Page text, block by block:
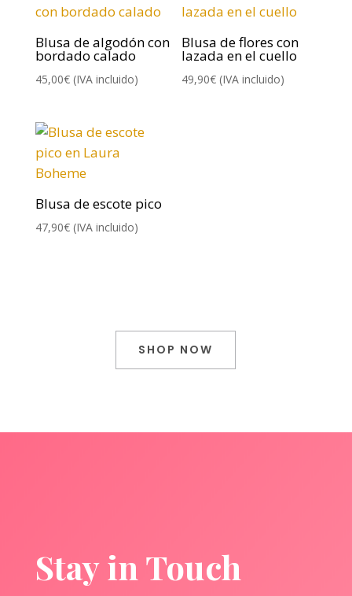
Blusa de algodón con
bordado calado
45,00€ (IVA incluido)
Blusa de flores con
lazada en el cuello
49,90€ (IVA incluido)
Blusa de escote pico
47,90€ (IVA incluido)
SHOP NOW
Stay in Touch